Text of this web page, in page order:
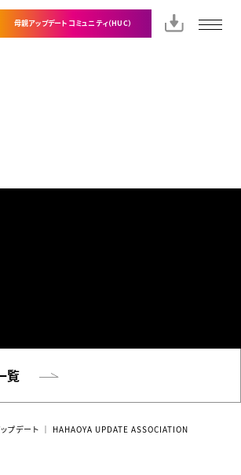
母親アップデートコミュニティ（HUC）
覧
プデート ｜ HAHAOYA UPDATE ASSOCIATION